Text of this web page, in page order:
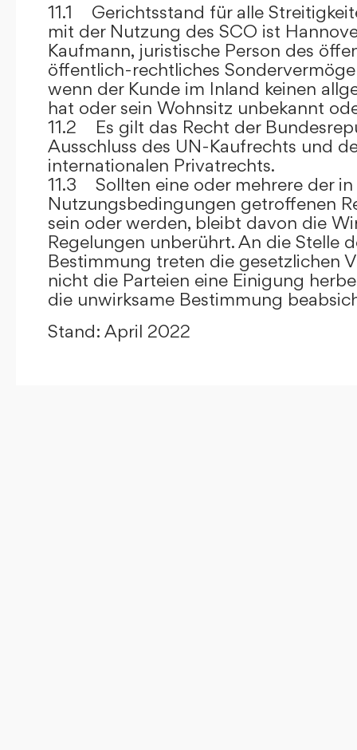
11.1 Gerichtsstand für alle
mit der Nutzung des SCO ist
Kaufmann, juristische Person des
öffentlich-rechtliches
wenn der Kunde im Inland keinen
hat oder sein Wohnsitz unbekannt
11.2 Es gilt das Recht der
Ausschluss des UN-Kaufrechts und
internationalen Privatrechts.
11.3 Sollten eine oder mehrere der in
Nutzungsbedingungen getroffenen
sein oder werden, bleibt davon die
Regelungen unberührt. An die Stelle
Bestimmung treten die gesetzlichen
nicht die Parteien eine Einigung
die unwirksame Bestimmung
Stand: April 2022